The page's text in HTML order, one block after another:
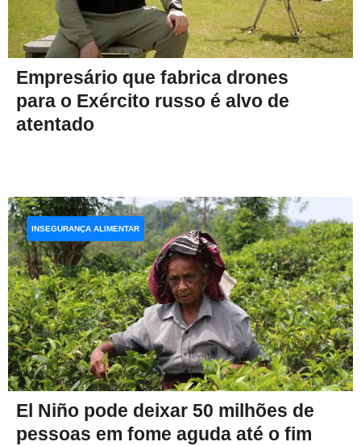
Empresário que fabrica drones
para o Exército russo é alvo de
atentado
El Niño pode deixar 50 milhões de
pessoas em fome aguda até o fim
INSEGURANÇA ALIMENTAR